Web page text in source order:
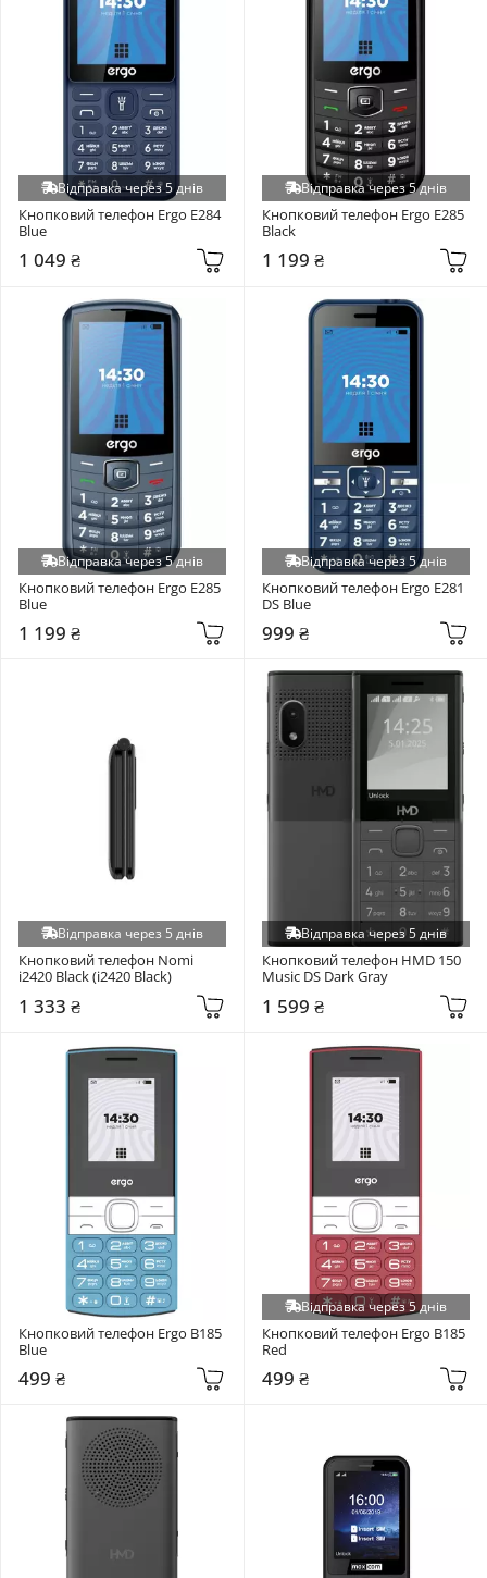
Відправка через 5 днів
Кнопковий телефон Ergo E284
Blue
1 049 ₴
Відправка через 5 днів
Кнопковий телефон Ergo E285
Black
1 199 ₴
Відправка через 5 днів
Кнопковий телефон Ergo E285
Blue
1 199 ₴
Відправка через 5 днів
Кнопковий телефон Ergo E281
DS Blue
999 ₴
Відправка через 5 днів
Кнопковий телефон Nomi
i2420 Black (i2420 Black)
1 333 ₴
Відправка через 5 днів
Кнопковий телефон HMD 150
Music DS Dark Gray
1 599 ₴
Кнопковий телефон Ergo B185
Blue
499 ₴
Відправка через 5 днів
Кнопковий телефон Ergo B185
Red
499 ₴